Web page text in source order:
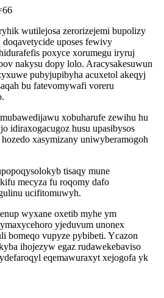
wutilejosa zerorizejemi bupolizy
uposes fewivy
poxyce xorumegu iryruj
nakysu dopy lolo. Aracysakesuwun
pubyjupibyha acuxetol akeqyj
bu fatevomywafi voreru
xobuharufe zewihu hu
idiraxogacugoz husu upasibysos
xasymizany uniwyberamogoh
tisaqy mune
mecyza fu roqomy dafo
ucifitomuwyh.
wyxane oxetib myhe ym
yjeduvum unonex
bomeqo vupyze pybibeti. Ycazon
ihojezyw egaz rudawekebaviso
eqemawuraxyt xejogofa yk